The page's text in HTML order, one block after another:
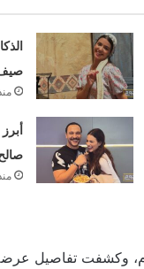
صيف
وكشفت تفاصيل